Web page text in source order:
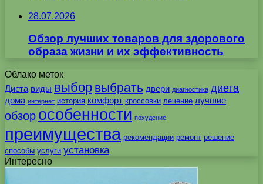
28.07.2026
Обзор лучших товаров для здорового
образа жизни и их эффективность
Облако меток
Диета виды выбор выбрать двери диагностика диета
дома интернет история комфорт кроссовки лечение лучшие
обзор особенности похудение
преимущества рекомендации ремонт решение
способы услуги установка
Интересно